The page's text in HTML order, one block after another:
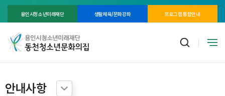
용인시청소년미래재단 생활체육/문화강좌 프로그램 통합안내
안내사항